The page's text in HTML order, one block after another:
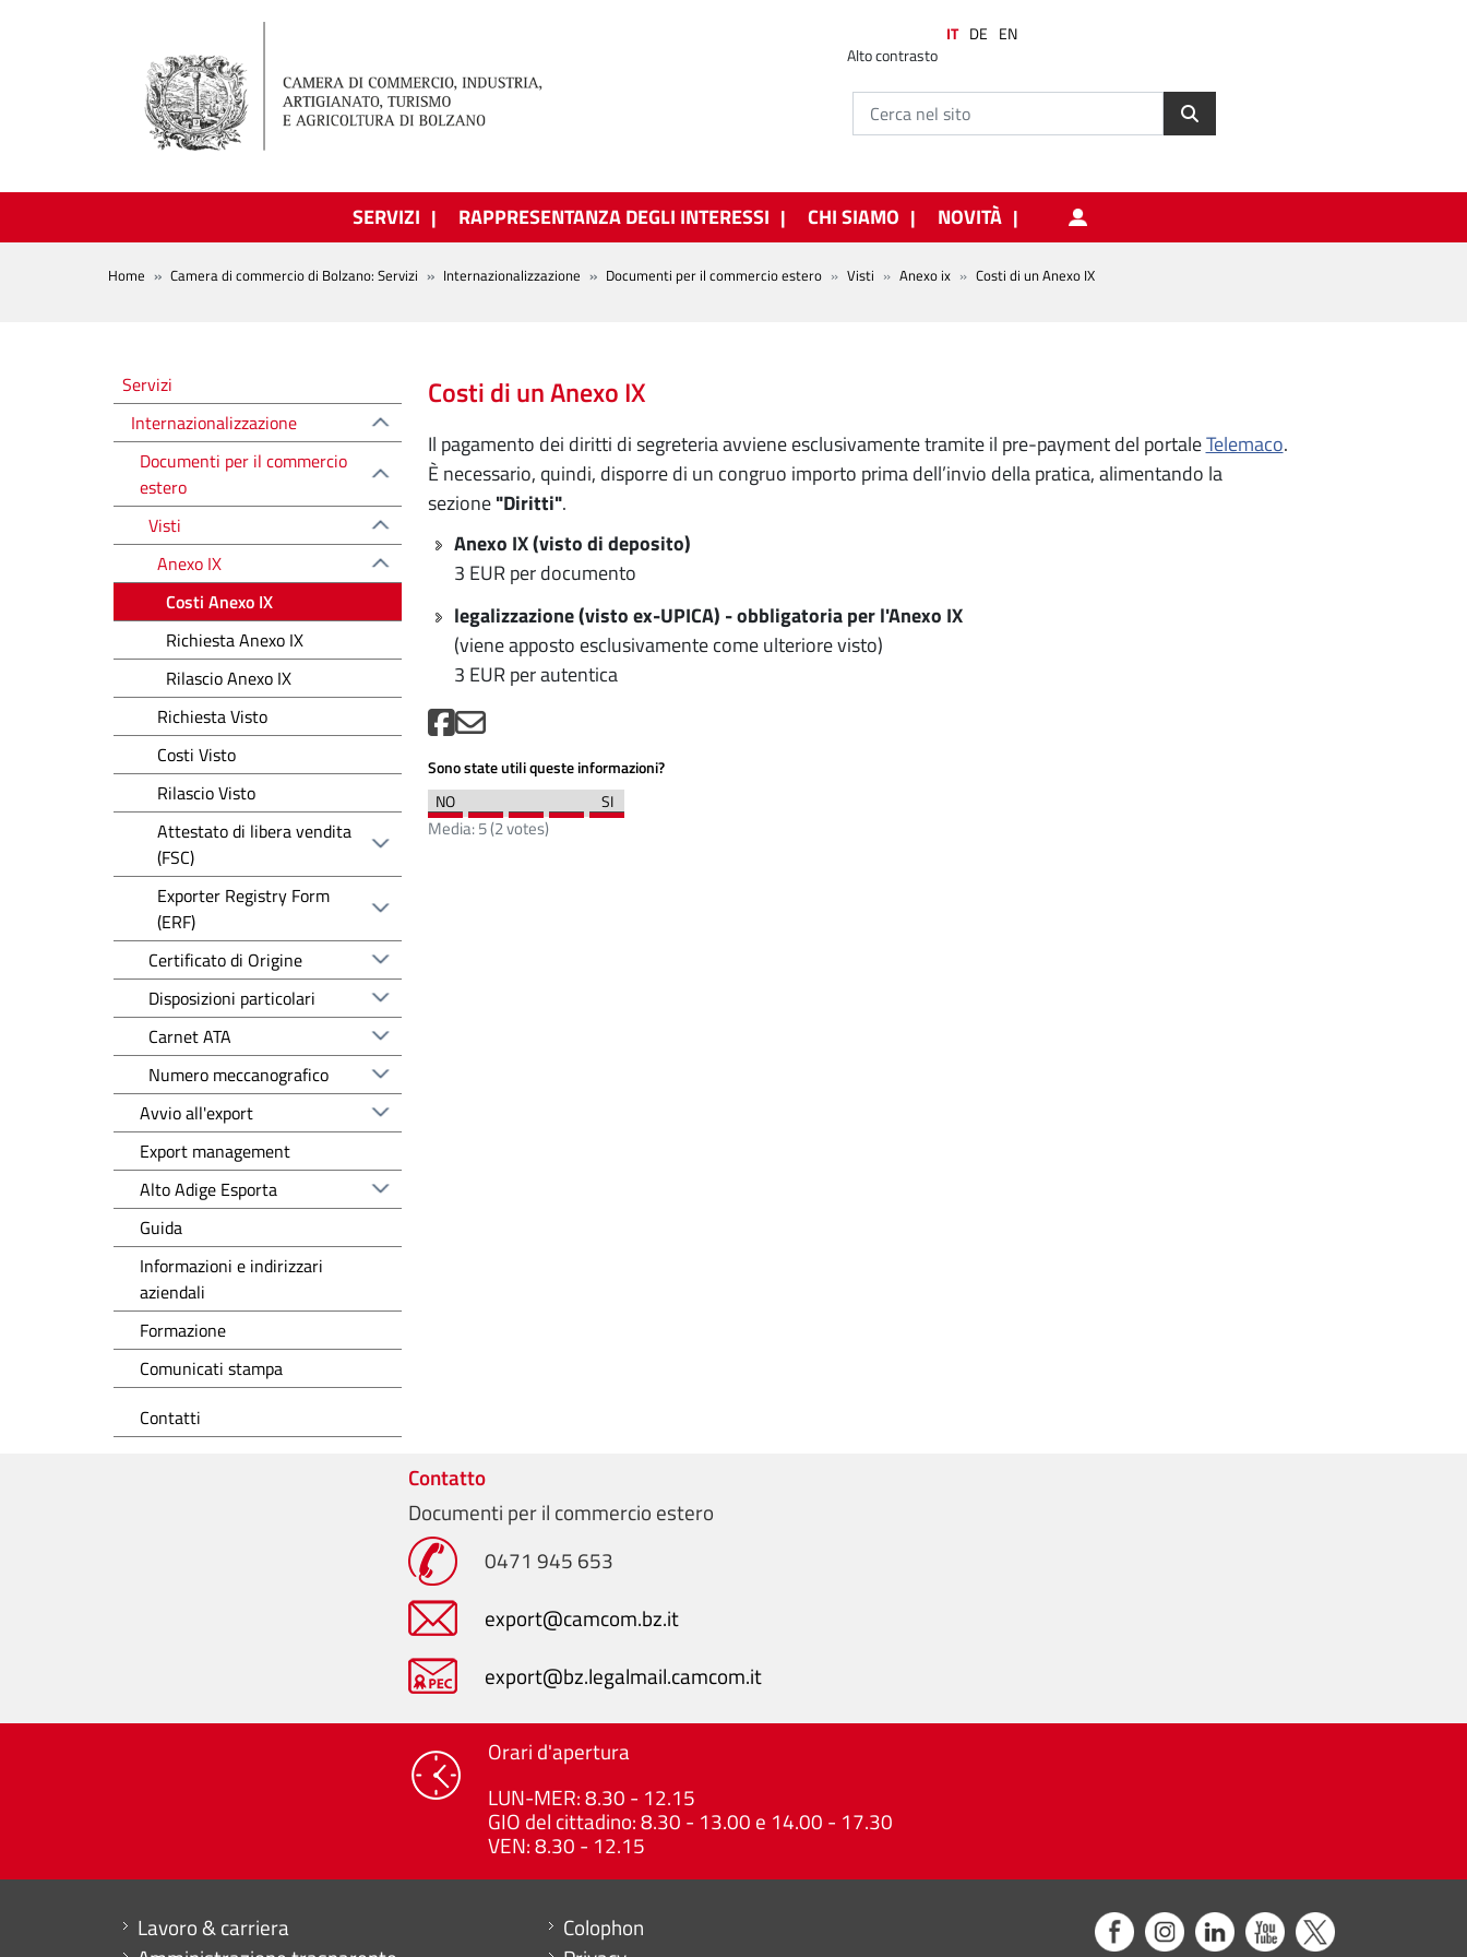
Alto contrasto
IT DE EN
SERVIZI RAPPRESENTANZA DEGLI INTERESSI CHI SIAMO NOVITÀ
BREADCRUMB
Home Camera di commercio di Bolzano: Servizi Internazionalizzazione Documenti per il commercio estero Visti Anexo ix Costi di un Anexo IX
Costi di un Anexo IX
Il pagamento dei diritti di segreteria avviene esclusivamente tramite il pre-payment del portaleTelemaco.
È necessario, quindi, disporre di un congruo importo prima dell’invio della pratica, alimentando la
sezione"Diritti".
Anexo IX (visto di deposito)
3 EUR per documento
legalizzazione (visto ex-UPICA) - obbligatoria per l'Anexo IX
(viene apposto esclusivamente come ulteriore visto)
3 EUR per autentica
Sono state utili queste informazioni?
Media:5(2votes)
Altre voci
Servizi
Internazionalizzazione
Documenti per il commercio
estero
Visti
Anexo IX
Costi Anexo IX
Richiesta Anexo IX
Rilascio Anexo IX
Richiesta Visto
Costi Visto
Rilascio Visto
Attestato di libera vendita
(FSC)
Exporter Registry Form
(ERF)
Certificato di Origine
Disposizioni particolari
Carnet ATA
Numero meccanografico
Avvio all'export
Export management
Alto Adige Esporta
Guida
Informazioni e indirizzari
aziendali
Formazione
Comunicati stampa
Contatti
Contatto
Documenti per il commercio estero
0471 945 653
export@camcom.bz.it
export@bz.legalmail.camcom.it
Orari d'apertura
LUN-MER: 8.30 - 12.15
GIO del cittadino: 8.30 - 13.00 e 14.00 - 17.30
VEN: 8.30 - 12.15
Mini menu di servizio
Lavoro & carriera
Menu footer
Colophon